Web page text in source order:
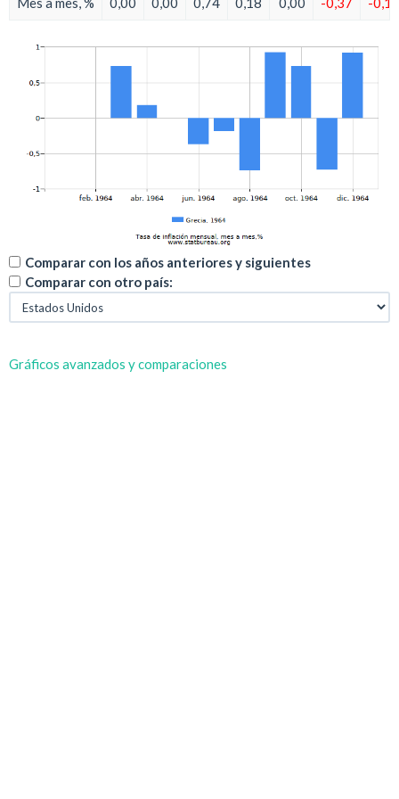
Comparar con los años anteriores y siguientes
Comparar con otro país:
Gráficos avanzados y comparaciones